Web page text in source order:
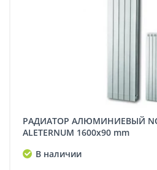
РАДИАТОР АЛЮМИНИЕВЫЙ NOVA FLORIDA MAIOR
ALETERNUM 1600x90 mm
В наличии